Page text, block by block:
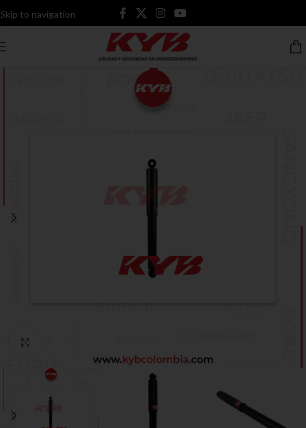
Skip to navigation
Skip to main content